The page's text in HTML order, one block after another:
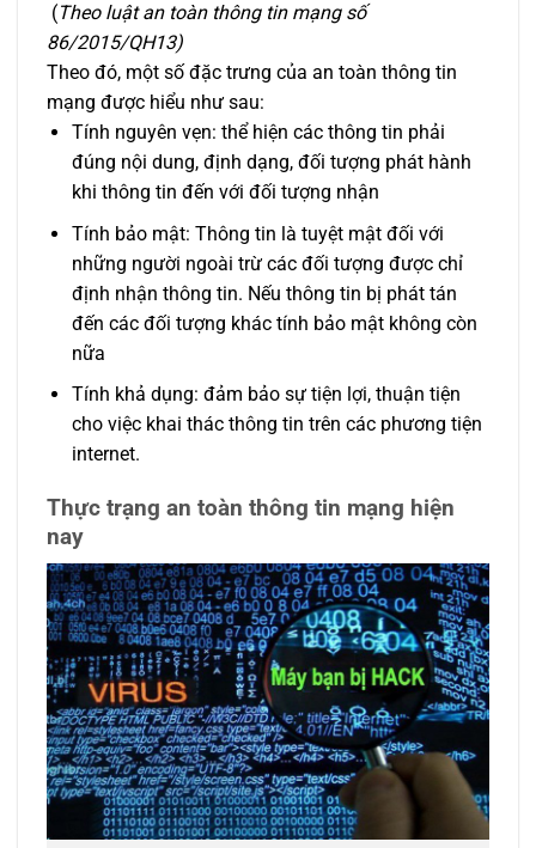
(Theo luật an toàn thông tin mạng số
86/2015/QH13)
Theo đó, một số đặc trưng của an toàn thông tin
mạng được hiểu như sau:
Tính nguyên vẹn: thể hiện các thông tin phải
đúng nội dung, định dạng, đối tượng phát hành
khi thông tin đến với đối tượng nhận
Tính bảo mật: Thông tin là tuyệt mật đối với
những người ngoài trừ các đối tượng được chỉ
định nhận thông tin. Nếu thông tin bị phát tán
đến các đối tượng khác tính bảo mật không còn
nữa
Tính khả dụng: đảm bảo sự tiện lợi, thuận tiện
cho việc khai thác thông tin trên các phương tiện
internet.
Thực trạng an toàn thông tin mạng hiện
nay